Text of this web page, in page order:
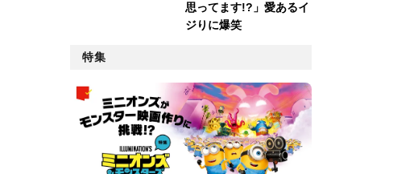
思ってます!?」愛あるイ
ジりに爆笑
特集